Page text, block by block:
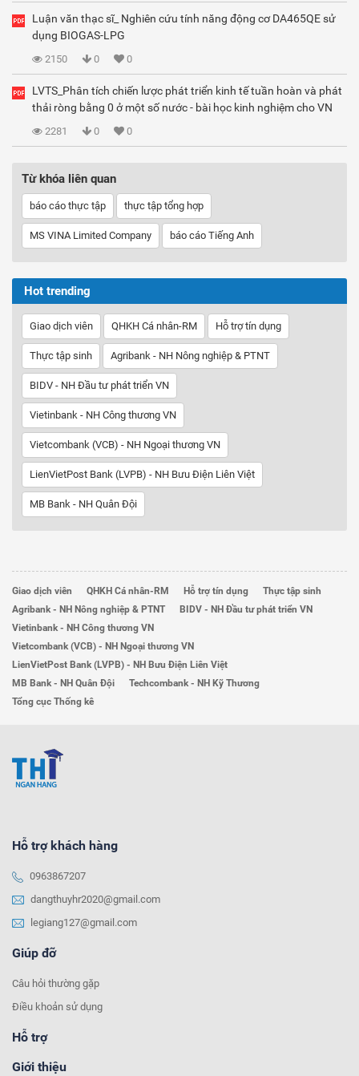
Luận văn thạc sĩ_ Nghiên cứu tính năng động cơ DA465QE sử
dụng BIOGAS-LPG
2150 0 0
LVTS_Phân tích chiến lược phát triển kinh tế tuần hoàn và phát
thải ròng bằng 0 ở một số nước - bài học kinh nghiệm cho VN
2281 0 0
Từ khóa liên quan
báo cáo thực tập thực tập tổng hợp
MS VINA Limited Company báo cáo Tiếng Anh
Hot trending
Giao dịch viên QHKH Cá nhân-RM Hỗ trợ tín dụng
Thực tập sinh Agribank - NH Nông nghiệp & PTNT
BIDV - NH Đầu tư phát triển VN
Vietinbank - NH Công thương VN
Vietcombank (VCB) - NH Ngoại thương VN
LienVietPost Bank (LVPB) - NH Bưu Điện Liên Việt
MB Bank - NH Quân Đội
Giao dịch viên QHKH Cá nhân-RM Hỗ trợ tín dụng
Thực tập sinh
Agribank - NH Nông nghiệp & PTNT
BIDV - NH Đầu tư phát triển VN
Vietinbank - NH Công thương VN
Vietcombank (VCB) - NH Ngoại thương VN
LienVietPost Bank (LVPB) - NH Bưu Điện Liên Việt
MB Bank - NH Quân Đội
Techcombank - NH Kỹ Thương
Tổng cục Thống kê
Hỗ trợ khách hàng
0963867207
dangthuyhr2020@gmail.com
legiang127@gmail.com
Giúp đỡ
Câu hỏi thường gặp
Điều khoản sử dụng
Hỗ trợ
Giới thiệu